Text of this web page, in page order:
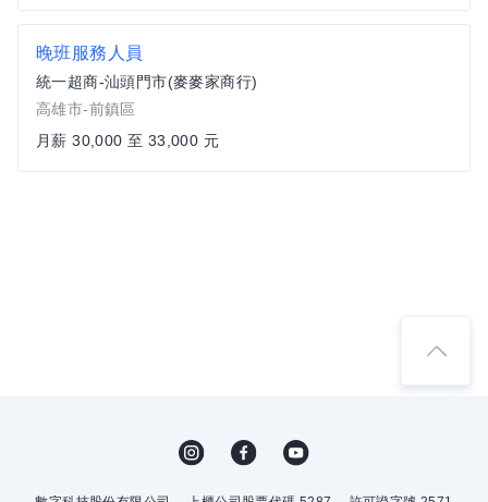
晚班服務人員
統一超商-汕頭門市(麥麥家商行)
高雄市-前鎮區
月薪 30,000 至 33,000 元